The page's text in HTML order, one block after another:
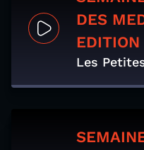
DES
Les